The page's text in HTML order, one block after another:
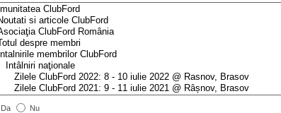
Da
Nu